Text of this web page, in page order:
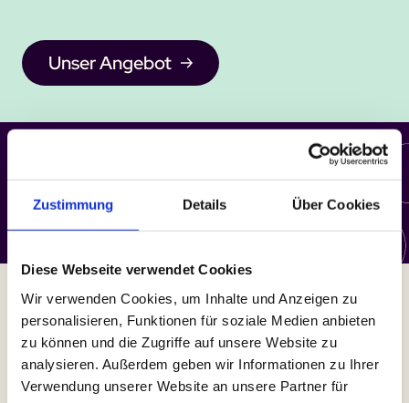
Zustimmung Details Über Cookies
Diese Webseite verwendet Cookies
Wir verwenden Cookies, um Inhalte und Anzeigen zu
personalisieren, Funktionen für soziale Medien anbieten
zu können und die Zugriffe auf unsere Website zu
analysieren. Außerdem geben wir Informationen zu Ihrer
Verwendung unserer Website an unsere Partner für
Unser Angebot
Wir sind soomaa
Lerne uns kennen
Erfahre mehr!
vision
framework